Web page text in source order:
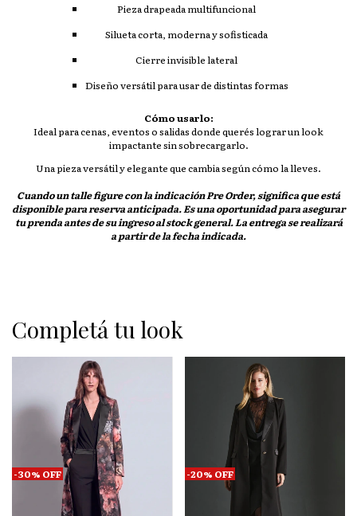
Pieza drapeada multifuncional
Silueta corta, moderna y sofisticada
Cierre invisible lateral
Diseño versátil para usar de distintas formas
Cómo usarlo:
Ideal para cenas, eventos o salidas donde querés lograr un look
impactante sin sobrecargarlo.
Una pieza versátil y elegante que cambia según cómo la lleves.
Cuando un talle figure con la indicaciónPre Order, significa que está
disponible para reserva anticipada. Es una oportunidad para asegurar
tu prenda antes de su ingreso al stock general. La entrega se realizará
a partir de la fecha indicada.
Completá tu look
-30% OFF -20% OFF